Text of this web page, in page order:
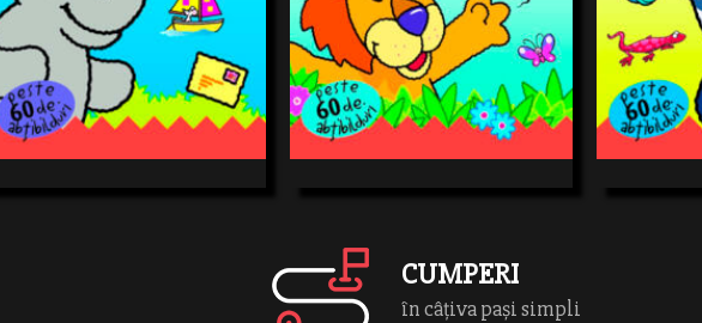
Alătură-te personajelor Snappy şi află totul
despre contrarii, cuajutorul acestei cărţi
distractive în care vei găsi peste 60
deabtibilduri pe care să le foloseşti în tot
felul de activităţi!
13,74 RON
***
03-05 ANI
Alătură-te personajelor Snappy şi află totul
despre contrarii, cuajutorul acestei cărţi
distractive în care vei găsi peste 60
deabtibilduri pe care să le foloseşti în tot
felul de activităţi!
13,74 RON
***
03-05 ANI
Alătură-te
despre
distractive în
deabtibilduri
felul de
13,74 RON
CUMPERI
în câțiva pași simpli